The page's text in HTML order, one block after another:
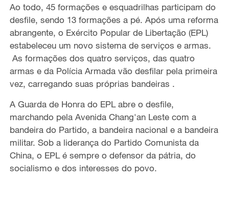
Ao todo, 45 formações e esquadrilhas participam do
desfile, sendo 13 formações a pé. Após uma reforma
abrangente, o Exército Popular de Libertação (EPL)
estabeleceu um novo sistema de serviços e armas.
As formações dos quatro serviços, das quatro
armas e da Polícia Armada vão desfilar pela primeira
vez, carregando suas próprias bandeiras .
A Guarda de Honra do EPLabreo desfile,
marchando pela Avenida Chang'an Leste com a
bandeira do Partido, a bandeira nacional e a bandeira
militar. Sob a liderança do Partido Comunista da
China, o EPLé sempre o defensor da pátria, do
socialismo e dos interesses do povo.